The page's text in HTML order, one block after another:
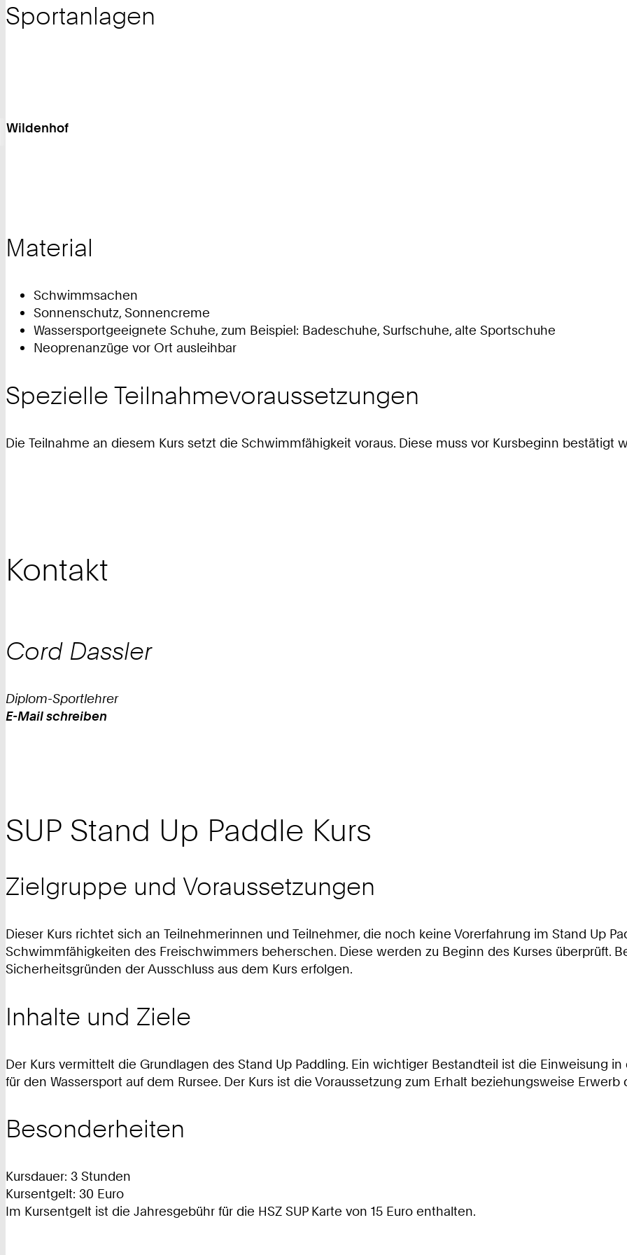
Sportanlagen
Wildenhof
Material
Schwimmsachen
Sonnenschutz, Sonnencreme
Wassersportgeeignete Schuhe, zum Beispiel: Badeschuhe, Surfschuhe, alte Sportschuhe
Neoprenanzüge vor Ort ausleihbar
Spezielle Teilnahmevoraussetzungen
Die Teilnahme an diesem Kurs setzt die Schwimmfähigkeit voraus. Diese muss vor Kursbeginn bestätigt
Kontakt
Cord Dassler
Diplom-Sportlehrer
Work
E-Mail schreiben
SUP Stand Up Paddle Kurs
Zielgruppe und Voraussetzungen
Dieser Kurs richtet sich an Teilnehmerinnen und Teilnehmer, die noch keine Vorerfahrung im Stand Up
Schwimmfähigkeiten des Freischwimmers beherschen. Diese werden zu Beginn des Kurses überprüft.
Sicherheitsgründen der Ausschluss aus dem Kurs erfolgen.
Inhalte und Ziele
Der Kurs vermittelt die Grundlagen des Stand Up Paddling. Ein wichtiger Bestandteil ist die Einweisung
für den Wassersport auf dem Rursee. Der Kurs ist die Voraussetzung zum Erhalt beziehungsweise Erwerb
Besonderheiten
Kursdauer: 3 Stunden
Kursentgelt: 30 Euro
Im Kursentgelt ist die Jahresgebühr für die HSZ SUP Karte von 15 Euro enthalten.